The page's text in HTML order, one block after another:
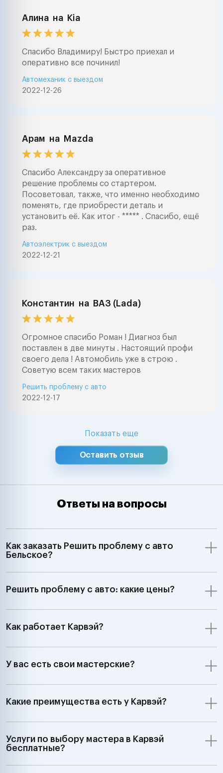
Алина на Kia
Спасибо Владимиру! Быстро приехал и
оперативно все починил!
2022-12-26
Автомеханик с выездом
Арам на Mazda
Спасибо Александру за оперативное
решение проблемы со стартером.
Посоветовал, также, что именно необходимо
поменять, где приобрести деталь и
установить её. Как итог - ***** . Спасибо, ещё
раз.
2022-12-21
Автоэлектрик с выездом
Константин на ВАЗ (Lada)
Огромное спасибо Роман ! Диагноз был
поставлен в две минуты . Настоящий профи
своего дела ! Автомобиль уже в строю .
Советую всем таких мастеров
2022-12-17
Решить проблему с авто
Показать еще
Оставить отзыв
Ответы на вопросы
Как заказать Решить проблему с авто
Бельское?
Решить проблему с авто: какие цены?
Как работает Карвэй?
У вас есть свои мастерские?
Какие преимущества есть у Карвэй?
Услуги по выбору мастера в Карвэй
бесплатные?